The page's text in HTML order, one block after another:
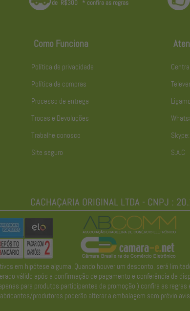
Como Funciona
Política de privacidade
Política de compras
Processo de entrega
Trocas e Devoluções
Trabalhe conosco
Site seguro
S.A.C
em hipótese alguma. Quando houver um desconto, será
válido após a confirmação de pagamento e conferência da
para produtos participantes da promoção ) confira as
produtores poderão alterar a embalagem sem prévio